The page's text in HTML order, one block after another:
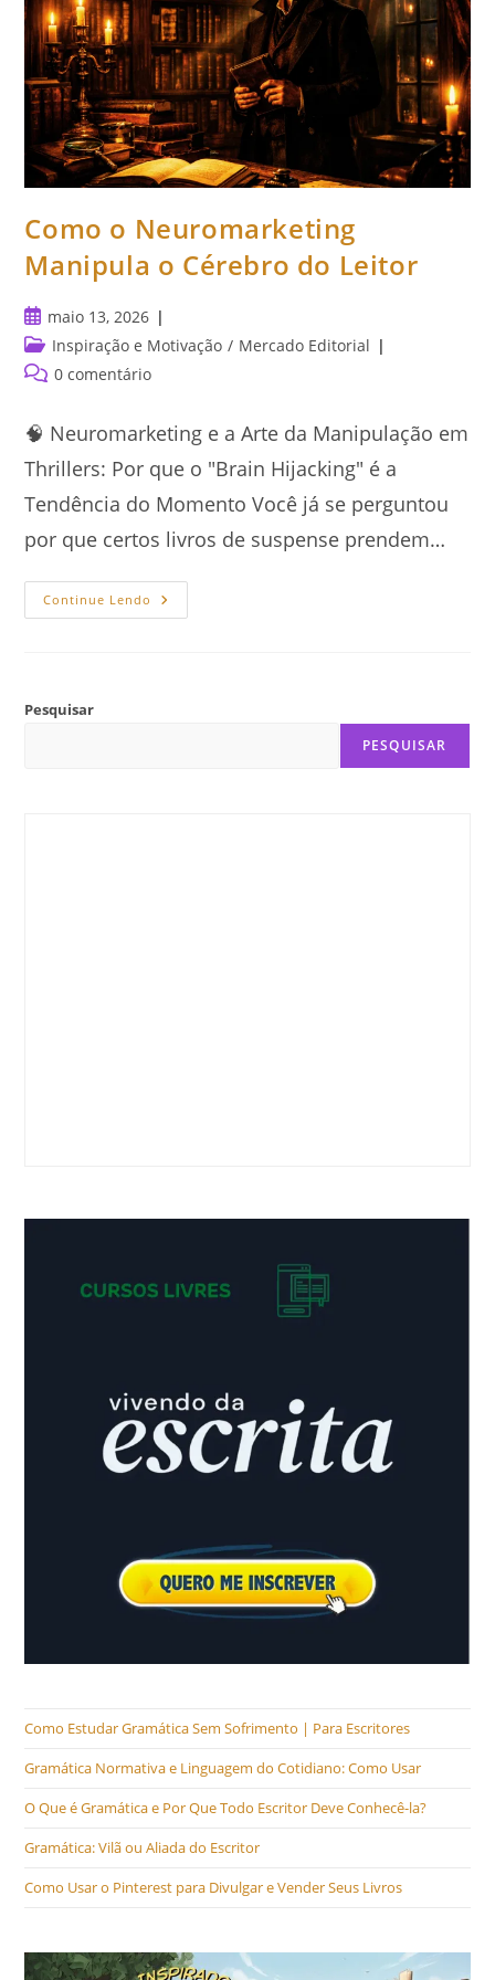
Como o Neuromarketing
Manipula o Cérebro do Leitor
Post
publicado:
maio 13, 2026
Categoria
do
Inspiração e Motivação / Mercado Editorial
Comentários
0 comentário
🧠 Neuromarketing e a Arte da Manipulação em
Thrillers: Por que o "Brain Hijacking" é a
Tendência do Momento Você já se perguntou
por que certos livros de suspense prendem…
Continue Lendo Como
O
Pesquisar
PESQUISAR
Como Estudar Gramática Sem Sofrimento | Para Escritores
Gramática Normativa e Linguagem do Cotidiano: Como Usar
O Que é Gramática e Por Que Todo Escritor Deve Conhecê-la?
Gramática: Vilã ou Aliada do Escritor
Como Usar o Pinterest para Divulgar e Vender Seus Livros